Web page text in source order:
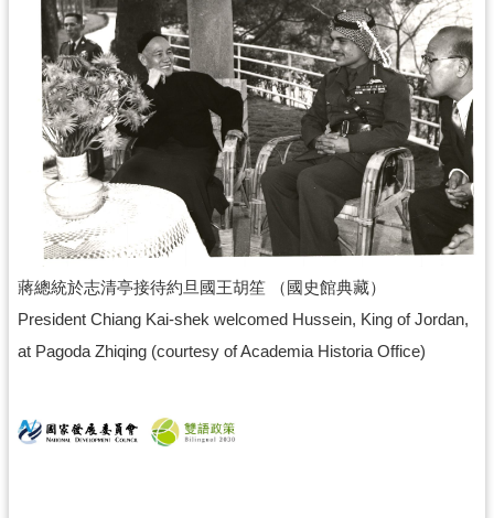
蔣總統於志清亭接待約旦國王胡笙 （國史館典藏）
President Chiang Kai-shek welcomed Hussein, King of Jordan,
at Pagoda Zhiqing (courtesy of Academia Historia Office)